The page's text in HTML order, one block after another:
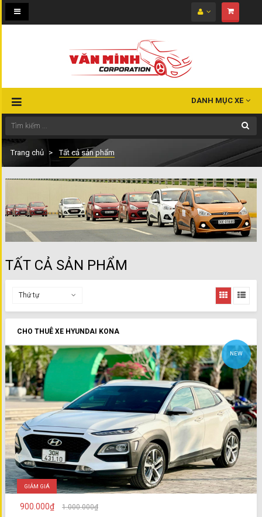
Toggle
navigation
DANH MỤC XE
Trang chủ Tất cả sản phẩm
TẤT CẢ SẢN PHẨM
Thứ tự
CHO THUÊ XE HYUNDAI KONA
NEW
GIẢM GIÁ
900.000₫ 1.000.000₫